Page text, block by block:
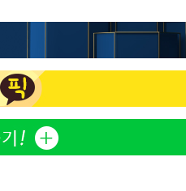
2
'서준맘' 박세미, 연
생각도"
3
[단독]인천 부평구 아
모 살해
4
하리수 "미키정 보내